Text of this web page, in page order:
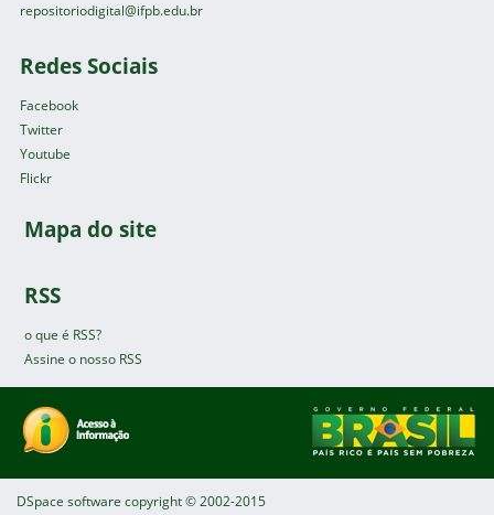
repositoriodigital@ifpb.edu.br
Redes Sociais
Facebook
Twitter
Youtube
Flickr
Mapa do site
RSS
o que é RSS?
Assine o nosso RSS
DSpace software copyright © 2002-2015